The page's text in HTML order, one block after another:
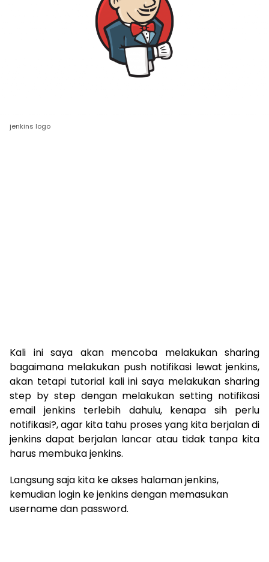
jenkins logo
Kali ini saya akan mencoba melakukan sharing
bagaimana melakukan push notifikasi lewat jenkins,
akan tetapi tutorial kali ini saya melakukan sharing
step by step dengan melakukan setting notifikasi
email jenkins terlebih dahulu, kenapa sih perlu
notifikasi?, agar kita tahu proses yang kita berjalan di
jenkins dapat berjalan lancar atau tidak tanpa kita
harus membuka jenkins.
Langsung saja kita ke akses halaman jenkins,
kemudian login ke jenkins dengan memasukan
username dan password.